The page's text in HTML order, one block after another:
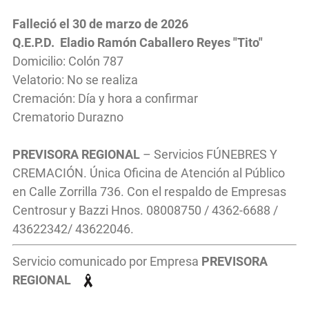
Falleció el 30de marzode 2026
Q.E.P.D. Eladio Ramón Caballero Reyes "Tito"
Domicilio: Colón 787
Velatorio: No se realiza
Cremación: Día y hora a confirmar
Crematorio Durazno
PREVISORA REGIONAL – Servicios FÚNEBRES Y
CREMACIÓN. Única Oficina de Atención al Público
en Calle Zorrilla 736. Con el respaldo de Empresas
Centrosur y Bazzi Hnos. 08008750 / 4362-6688 /
43622342/ 43622046.
Servicio comunicado por Empresa PREVISORA
REGIONAL